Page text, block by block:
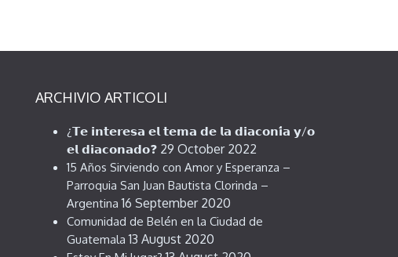
ARCHIVIO ARTICOLI
¿𝗧𝗲 𝗶𝗻𝘁𝗲𝗿𝗲𝘀𝗮 𝗲𝗹 𝘁𝗲𝗺𝗮 𝗱𝗲 𝗹𝗮 𝗱𝗶𝗮𝗰𝗼𝗻𝗶́𝗮 𝘆/𝗼
𝗲𝗹 𝗱𝗶𝗮𝗰𝗼𝗻𝗮𝗱𝗼❓ 29 October 2022
15 Años Sirviendo con Amor y Esperanza –
Parroquia San Juan Bautista Clorinda –
Argentina 16 September 2020
Comunidad de Belén en la Ciudad de
Guatemala 13 August 2020